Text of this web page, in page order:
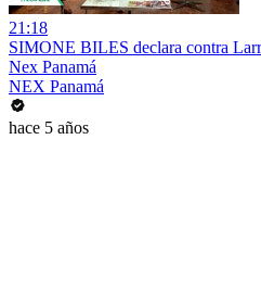
21:18
SIMONE BILES declara contra
Nex Panamá
NEX Panamá
hace 5 años